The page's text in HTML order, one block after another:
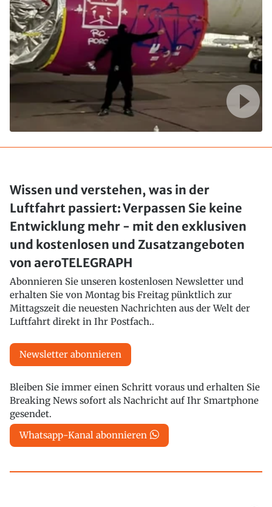
Wissen und verstehen, was in der
Luftfahrt passiert: Verpassen Sie keine
Entwicklung mehr - mit den exklusiven
und kostenlosen und Zusatzangeboten
von aeroTELEGRAPH
Abonnieren Sie unseren kostenlosen Newsletter und
erhalten Sie von Montag bis Freitag pünktlich zur
Mittagszeit die neuesten Nachrichten aus der Welt der
Luftfahrt direkt in Ihr Postfach..
Newsletter abonnieren
Bleiben Sie immer einen Schritt voraus und erhalten Sie
Breaking News sofort als Nachricht auf Ihr Smartphone
gesendet.
Whatsapp-Kanal abonnieren